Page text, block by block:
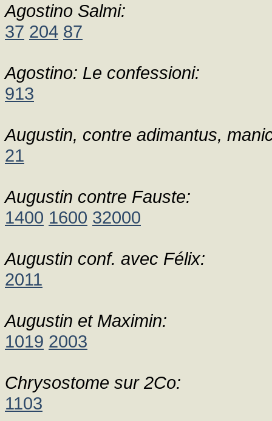
Agostino Salmi:
37 204 87
Agostino: Le confessioni:
913
Augustin, contre adimantus,
21
Augustin contre Fauste:
1400 1600 32000
Augustin conf. avec Félix:
2011
Augustin et Maximin:
1019 2003
Chrysostome sur 2Co:
1103